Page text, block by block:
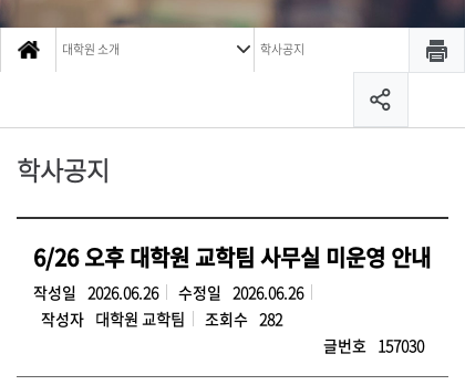
대학원 소개 학사공지
학사공지
6/26 오후 대학원 교학팀 사무실 미운영 안내
작성일 2026.06.26 수정일 2026.06.26
작성자 대학원 교학팀 조회수 282
글번호 157030